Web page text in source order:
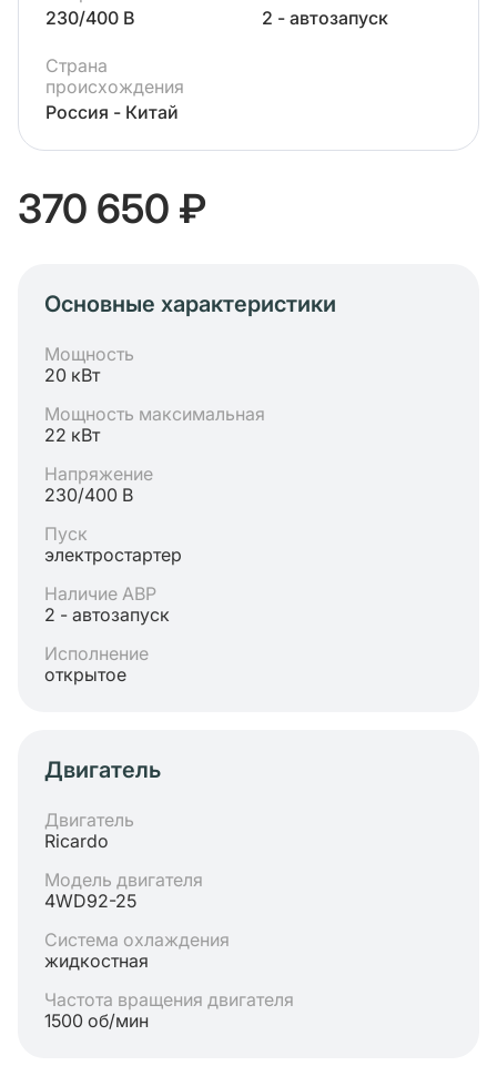
230/400 В
2 - автозапуск
Страна
происхождения
Россия - Китай
370 650 ₽
Основные характеристики
Мощность
20 кВт
Мощность максимальная
22 кВт
Напряжение
230/400 В
Пуск
электростартер
Наличие АВР
2 - автозапуск
Исполнение
открытое
Двигатель
Двигатель
Ricardo
Модель двигателя
4WD92-25
Система охлаждения
жидкостная
Частота вращения двигателя
1500 об/мин